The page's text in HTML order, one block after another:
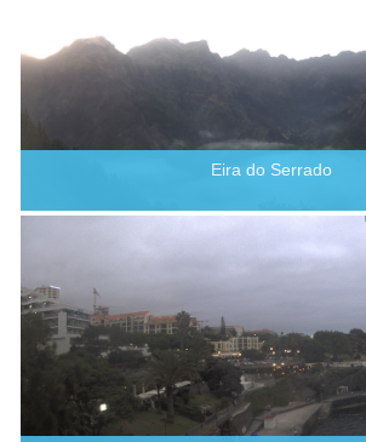
Eira do Serrado